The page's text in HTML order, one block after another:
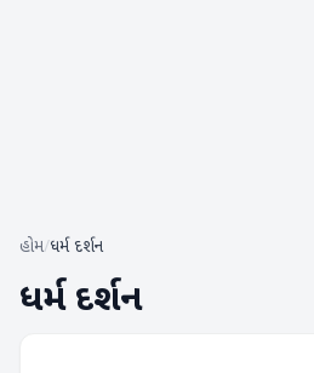
હોમ/ધર્મ દર્શન
ધર્મ દર્શન